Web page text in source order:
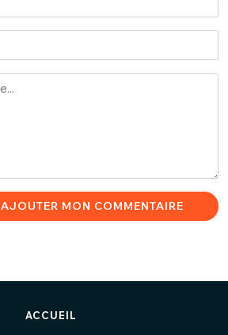
AJOUTER MON COMMENTAIRE
ACCUEIL